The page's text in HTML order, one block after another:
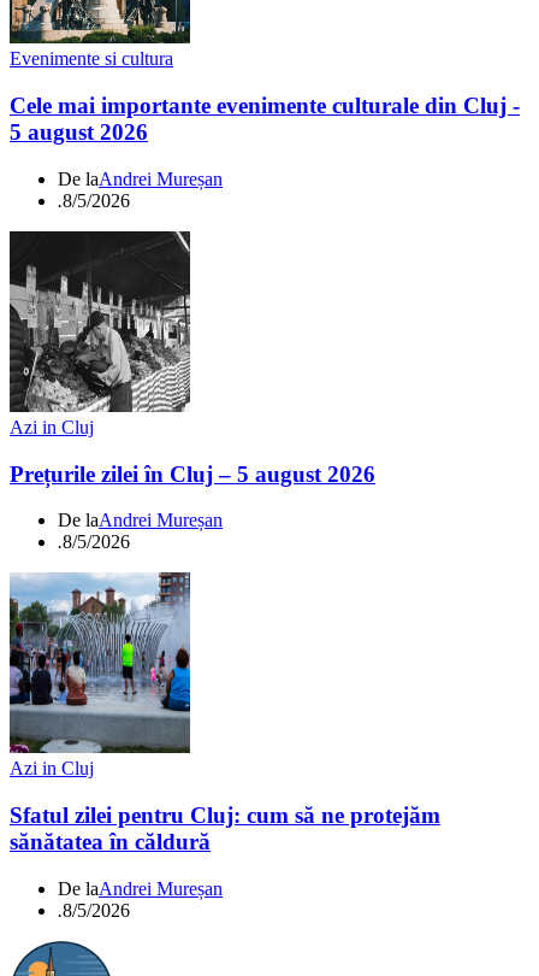
Evenimente si cultura
Cele mai importante evenimente culturale din Cluj -
5 august 2026
De laAndrei Mureșan
.8/5/2026
Azi in Cluj
Prețurile zilei în Cluj – 5 august 2026
De laAndrei Mureșan
.8/5/2026
Azi in Cluj
Sfatul zilei pentru Cluj: cum să ne protejăm
sănătatea în căldură
De laAndrei Mureșan
.8/5/2026